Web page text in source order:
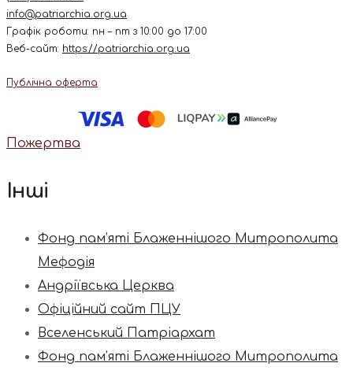
info@patriarchia.org.ua
Графік роботи: пн – пт з 10:00 до 17:00
Веб-сайт: https://patriarchia.org.ua
Публічна оферта
Пожертва
Інші
Фонд пам’яті Блаженнішого Митрополита
Мефодія
Андріївська Церква
Офіційний сайт ПЦУ
Вселенський Патріархат
Фонд пам’яті Блаженнішого Митрополита